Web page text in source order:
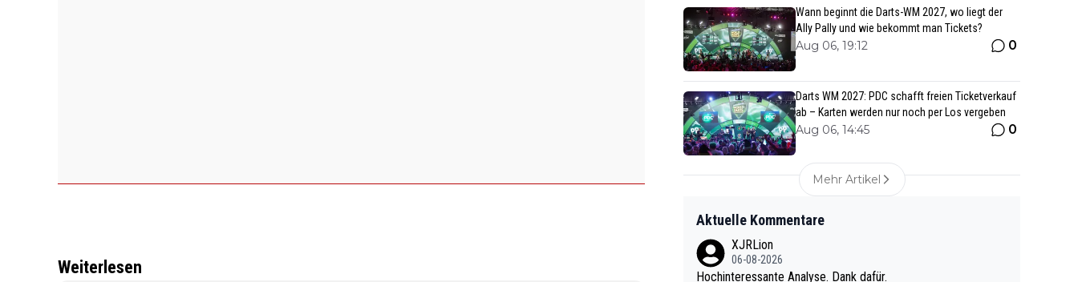
Weiterlesen
Wann beginnt die Darts-WM 2027, wo liegt der
Ally Pally und wie bekommt man Tickets?
Aug 06, 19:12 0
Darts WM 2027: PDC schafft freien Ticketverkauf
ab – Karten werden nur noch per Los vergeben
Aug 06, 14:45 0
Mehr Artikel
Aktuelle Kommentare
XJRLion
06-08-2026
Hochinteressante Analyse. Dank dafür.